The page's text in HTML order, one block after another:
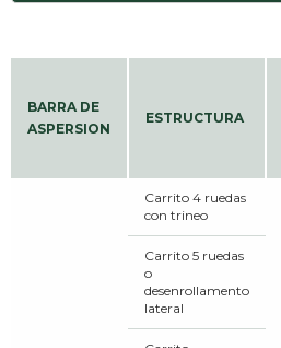
BARRA DE
ASPERSION
ESTRUCTURA
Carrito 4 ruedas
con trineo
Carrito 5 ruedas
o
desenrollamento
lateral